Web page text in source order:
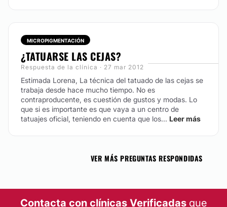
MICROPIGMENTACIÓN
¿TATUARSE LAS CEJAS?
Respuesta de la clínica · 27 mar 2012
Estimada Lorena, La técnica del tatuado de las cejas se
trabaja desde hace mucho tiempo. No es
contraproducente, es cuestión de gustos y modas. Lo
que si es importante es que vaya a un centro de
tatuajes oficial, teniendo en cuenta que los... Leer más
VER MÁS PREGUNTAS RESPONDIDAS
Contacta con clínicas Verificadas que